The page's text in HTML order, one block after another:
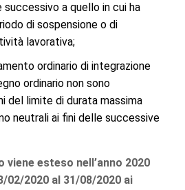
a quello in cui ha
di sospensione o di
lavorativa;
ordinario di integrazione
ordinario non sono
del limite di durata massima
neutrali ai fini delle successive
viene esteso nell’anno 2020
02/2020 al 31/08/2020 ai